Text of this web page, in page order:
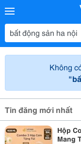
Không
Tin đăng mới nhất
Hộp
Mang